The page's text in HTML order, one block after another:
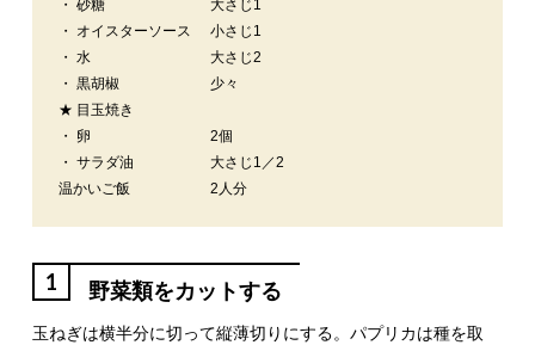
・ 砂糖
大さじ1
・ オイスターソース
小さじ1
・ 水
大さじ2
・ 黒胡椒
少々
★ 目玉焼き
・ 卵
2個
・ サラダ油
大さじ1／2
温かいご飯
2人分
1 野菜類をカットする
玉ねぎは横半分に切って縦薄切りにする。パプリカは種を取